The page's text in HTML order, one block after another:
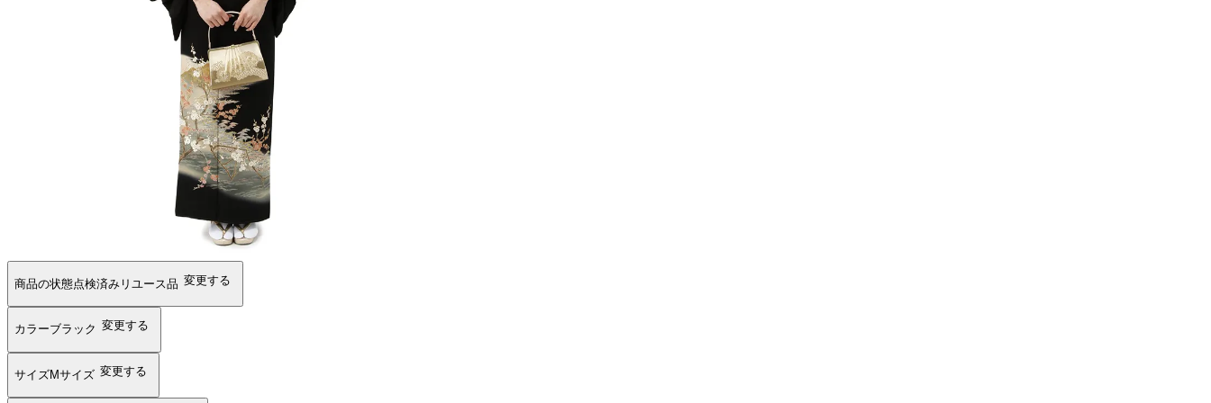
商品の状態点検済みリユース品 変更する
カラーブラック 変更する
サイズMサイズ 変更する